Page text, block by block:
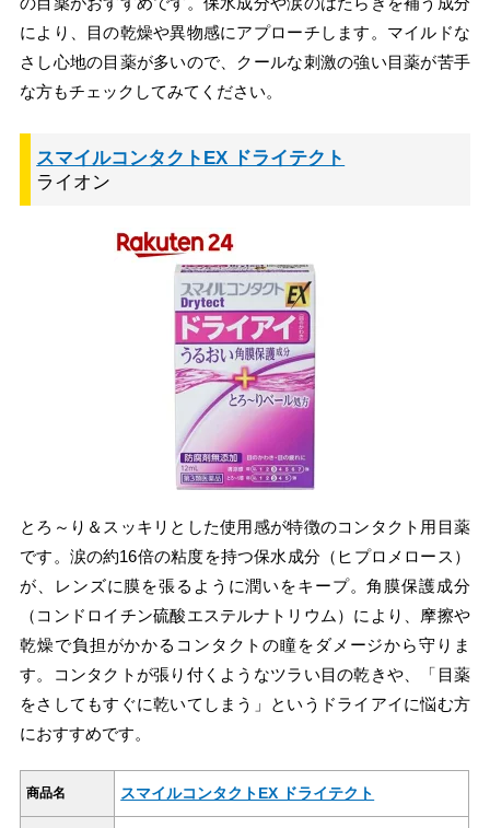
により、目の乾燥や異物感にアプローチします。マイルドな
さし心地の目薬が多いので、クールな刺激の強い目薬が苦手
な方もチェックしてみてください。
スマイルコンタクトEX ドライテクト
ライオン
とろ～り＆スッキリとした使用感が特徴のコンタクト用目薬
です。涙の約16倍の粘度を持つ保水成分（ヒプロメロース）
が、レンズに膜を張るように潤いをキープ。角膜保護成分
（コンドロイチン硫酸エステルナトリウム）により、摩擦や
乾燥で負担がかかるコンタクトの瞳をダメージから守りま
す。コンタクトが張り付くようなツラい目の乾きや、「目薬
をさしてもすぐに乾いてしまう」というドライアイに悩む方
におすすめです。
商品名 スマイルコンタクトEX ドライテクト